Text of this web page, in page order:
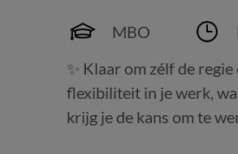
MBO
✨ Klaar om zélf de
flexibiliteit in je werk,
krijg je de kans om te